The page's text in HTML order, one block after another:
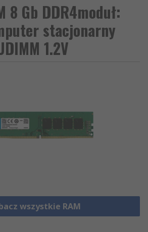
8 Gb DDR4moduł:
stacjonarny
1.2V
wszystkie RAM